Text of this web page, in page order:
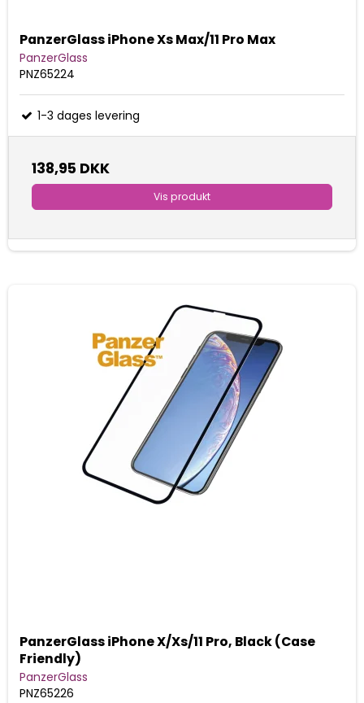
PanzerGlass iPhone Xs Max/11 Pro Max
PanzerGlass
PNZ65224
1-3 dages levering
138,95 DKK
Vis produkt
PanzerGlass iPhone X/Xs/11 Pro, Black (Case
Friendly)
PanzerGlass
PNZ65226